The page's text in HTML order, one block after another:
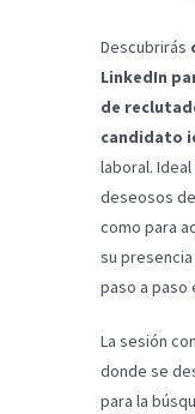
Descubrirás
LinkedIn
de
candidato
laboral.
deseosos
como para
su
paso a paso
La sesión
donde se
para la